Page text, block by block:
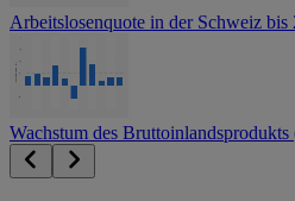
Arbeitslosenquote in der Schweiz bis
Wachstum des